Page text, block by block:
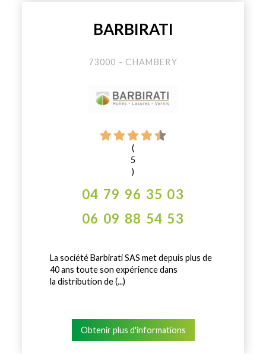
BARBIRATI
73000 - CHAMBERY
(
5
)
04 79 96 35 03
06 09 88 54 53
La société Barbirati SAS met depuis plus de
40 ans toute son expérience dans
la distribution de (...)
Obtenir plus d'informations